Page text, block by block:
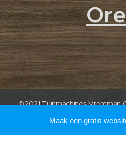
©2021 Tuinmachines Vromman
Mogelijk gemaakt
Maak een gratis